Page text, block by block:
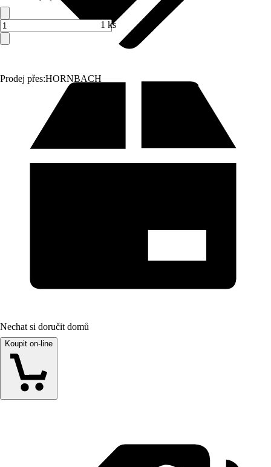
Prodej přes:HORNBACH
1 ks
Nechat si doručit domů
Koupit on-line